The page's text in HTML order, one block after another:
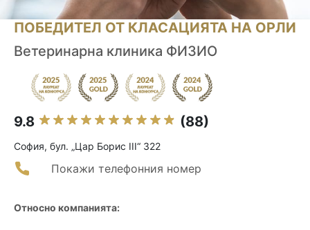
ПОБЕДИТЕЛ ОТ КЛАСАЦИЯТА НА ОРЛИ
Ветеринарна клиника ФИЗИО
9.8 (88)
София, бул. „Цар Борис III“ 322
Покажи телефонния номер
Относно компанията: